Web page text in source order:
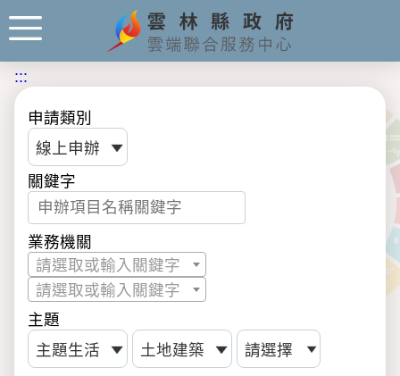
:::
申請類別
關鍵字
業務機關
請選取或輸入關鍵字
請選取或輸入關鍵字
主題